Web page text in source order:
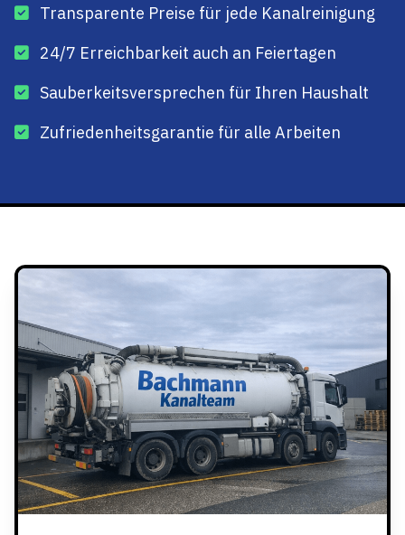
Transparente Preise für jede Kanalreinigung
24/7 Erreichbarkeit auch an Feiertagen
Sauberkeitsversprechen für Ihren Haushalt
Zufriedenheitsgarantie für alle Arbeiten